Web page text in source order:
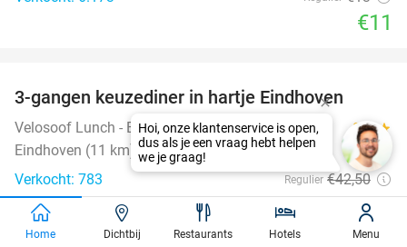
€11
3-gangen keuzediner in hartje Eindhoven
Velosoof Lunch - Bar - Diner 9.8star
Eindhoven (11 km)
Verkocht: 783
Regulier €42,50
€24
favorite_border
Home Dichtbij Restaurants Hotels Menu